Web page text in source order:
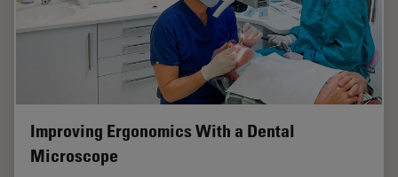
Improving Ergonomics With a Dental
Microscope